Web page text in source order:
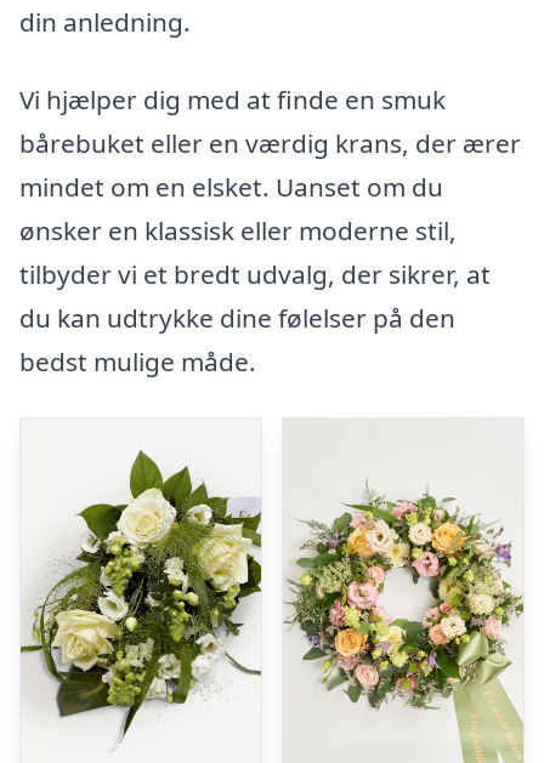
din anledning.
Vi hjælper dig med at finde en smuk
bårebuket eller en værdig krans, der ærer
mindet om en elsket. Uanset om du
ønsker en klassisk eller moderne stil,
tilbyder vi et bredt udvalg, der sikrer, at
du kan udtrykke dine følelser på den
bedst mulige måde.